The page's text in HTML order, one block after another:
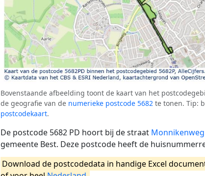
Bovenstaande afbeelding toont de kaart van het
de geografie van de numerieke postcode 5682 te tonen. Tip:
postcodekaart.
De postcode 5682 PD hoort bij de straat Monnikenweg
gemeente Best. Deze postcode heeft de
Download de postcodedata in handige Excel